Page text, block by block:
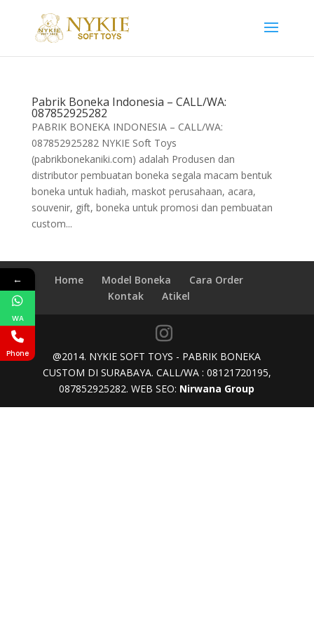
Pabrik Boneka Indonesia – CALL/WA:
087852925282
PABRIK BONEKA INDONESIA – CALL/WA:
087852925282 NYKIE Soft Toys
(pabrikbonekaniki.com) adalah Produsen dan
distributor pembuatan boneka segala macam bentuk
boneka untuk hadiah, maskot perusahaan, acara,
souvenir, gift, boneka untuk promosi dan pembuatan
custom...
Home Model Boneka
Cara Order
Kontak
Atikel
@2014. NYKIE SOFT TOYS - PABRIK BONEKA
CUSTOM DI SURABAYA. CALL/WA : 08121720195,
087852925282. WEB SEO: Nirwana Group
←
WA
Phone